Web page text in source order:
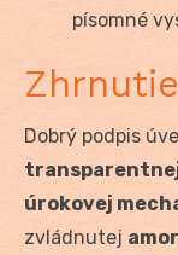
písomné
Zhrnutie
Dobrý podpis
transparentnej
úrokovej
zvládnutej